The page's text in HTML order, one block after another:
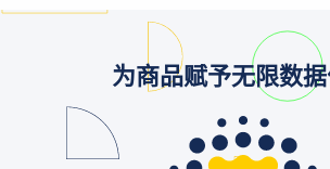
为商品赋予无限数